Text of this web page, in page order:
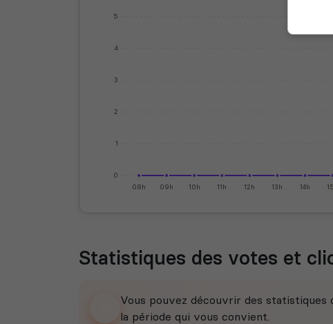
0
1
2
3
4
5
08h 09h 10h 11h 12h 13h 14h
Statistiques des votes et
Vous pouvez découvrir des
la période qui vous convient.